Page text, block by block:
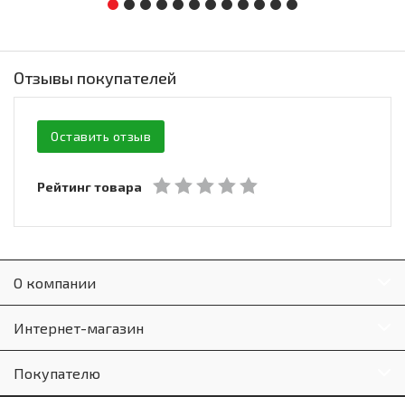
Отзывы покупателей
Оставить отзыв
Рейтинг товара
О компании
Интернет-магазин
Покупателю